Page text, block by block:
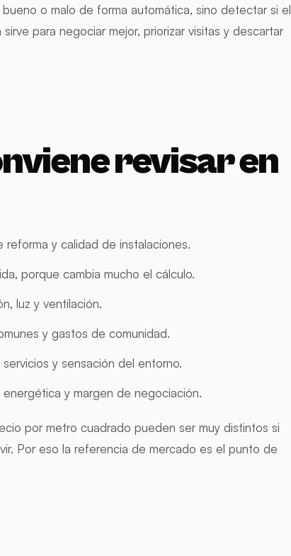
o malo de forma automática, sino detectar si el
para negociar mejor, priorizar visitas y descartar
revisar en
y calidad de instalaciones.
porque cambia mucho el cálculo.
luz y ventilación.
y gastos de comunidad.
y sensación del entorno.
y margen de negociación.
por metro cuadrado pueden ser muy distintos si
Por eso la referencia de mercado es el punto de